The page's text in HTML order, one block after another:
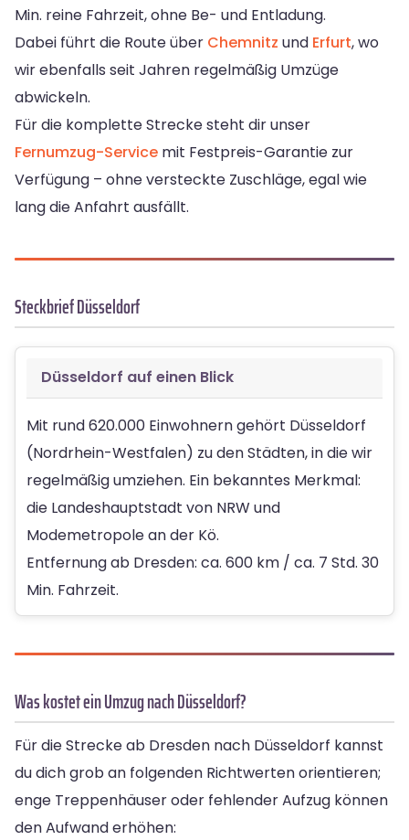
Min. reine Fahrzeit, ohne Be- und Entladung.
Dabei führt die Route über Chemnitz und Erfurt, wo
wir ebenfalls seit Jahren regelmäßig Umzüge
abwickeln.
Für die komplette Strecke steht dir unser
Fernumzug-Service mit Festpreis-Garantie zur
Verfügung – ohne versteckte Zuschläge, egal wie
lang die Anfahrt ausfällt.
Steckbrief Düsseldorf
Düsseldorf auf einen Blick
Mit rund 620.000 Einwohnern gehört Düsseldorf
(Nordrhein-Westfalen) zu den Städten, in die wir
regelmäßig umziehen. Ein bekanntes Merkmal:
die Landeshauptstadt von NRW und
Modemetropole an der Kö.
Entfernung ab Dresden: ca. 600 km / ca. 7 Std. 30
Min. Fahrzeit.
Was kostet ein Umzug nach Düsseldorf?
Für die Strecke ab Dresden nach Düsseldorf kannst
du dich grob an folgenden Richtwerten orientieren;
enge Treppenhäuser oder fehlender Aufzug können
den Aufwand erhöhen: